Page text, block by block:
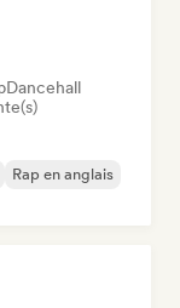
Dancehall
Rap en anglais